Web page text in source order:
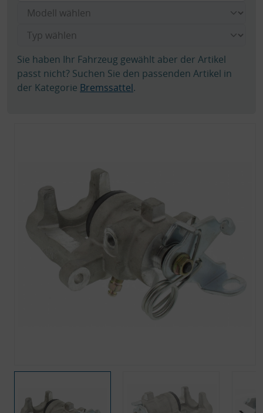
Sie haben Ihr Fahrzeug gewählt aber der Artikel
passt nicht? Suchen Sie den passenden Artikel in
der Kategorie Bremssattel.